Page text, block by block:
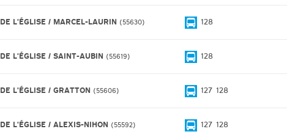
DE L'ÉGLISE / MARCEL-LAURIN 55630 128
DE L'ÉGLISE / SAINT-AUBIN 55619 128
DE L'ÉGLISE / GRATTON 55606 127 128
DE L'ÉGLISE / ALEXIS-NIHON 55592 127 128